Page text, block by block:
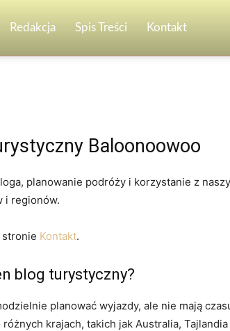
Redakcja Spis Treści Kontakt
Baloonoowoo
planowanie podróży i korzystanie z
i regionów.
stronie Kontakt.
blog turystyczny?
planować wyjazdy, ale nie mają
krajach, takich jak Australia,